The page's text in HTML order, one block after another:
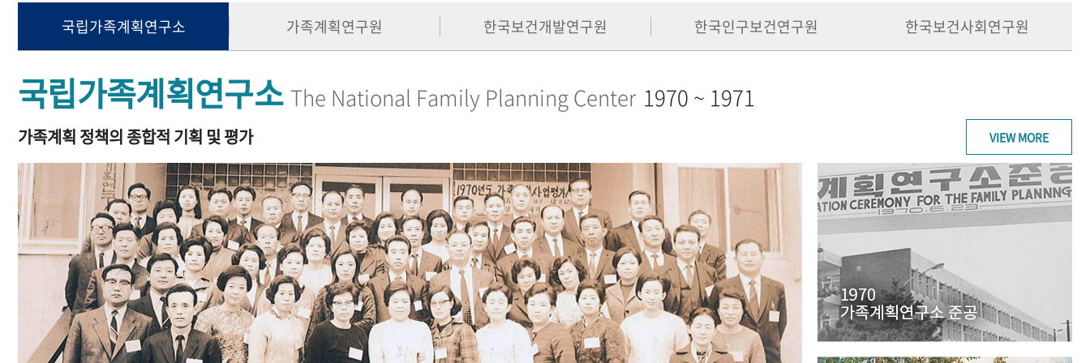
국립가족계획연구소 가족계획연구원 한국보건개발연구원 한국인구보건연구원 한국보건사회연구원
국립가족계획연구소 The National Family Planning Center 1970 ~ 1971
가족계획 정책의 종합적 기획 및 평가 VIEW MORE